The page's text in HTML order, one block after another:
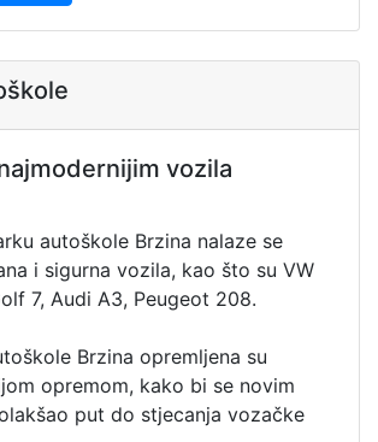
vozila
autoškole Brzina nalaze se
i sigurna vozila, kao što su VW
7, Audi A3, Peugeot 208.
Brzina opremljena su
opremom, kako bi se novim
put do stjecanja vozačke